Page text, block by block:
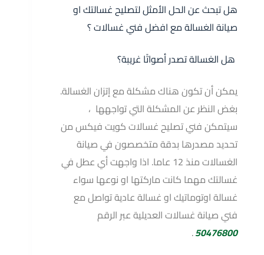
هل تبحث عن الحل الأمثل لتصليح غسالتك او
صيانة الغسالة مع افضل فني غسالات ؟
هل الغسالة تصدر أصواتًا غريبة؟
يمكن أن تكون هناك مشكلة مع إتزان الغسالة.
بغض النظر عن المشكلة التي تواجهها ،
سيتمكن فني تصليح غسالات كويت فيكس من
تحديد مصدرها بدقة متخصصون في صيانة
الغسالات منذ 12 عاما. اذا واجهت أي عطل في
غسالتك مهما كانت ماركتها او نوعها سواء
غسالة اوتوماتيك او غسالة عادية تواصل مع
فني صيانة غسالات العديلية عبر الرقم
50476800
.